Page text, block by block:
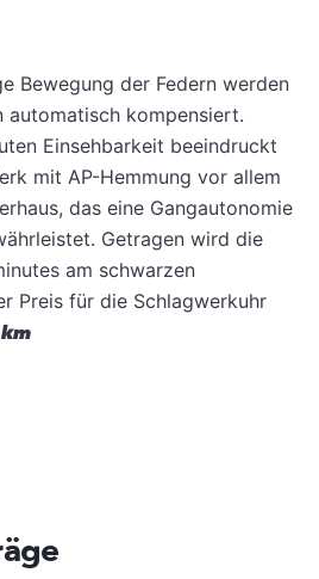
Bewegung der Federn werden
automatisch kompensiert.
Einsehbarkeit beeindruckt
mit AP-Hemmung vor allem
das eine Gangautonomie
Getragen wird die
am schwarzen
Preis für die Schlagwerkuhr
km